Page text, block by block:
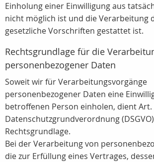
Einholung einer Einwilligung aus
nicht möglich ist und die Verarbeitung
gesetzliche Vorschriften gestattet ist.
Rechtsgrundlage für die
personenbezogener Daten
Soweit wir für Verarbeitungsvorgänge
personenbezogener Daten eine
betroffenen Person einholen, dient Art.
Datenschutzgrundverordnung
Rechtsgrundlage.
Bei der Verarbeitung von
die zur Erfüllung eines Vertrages,